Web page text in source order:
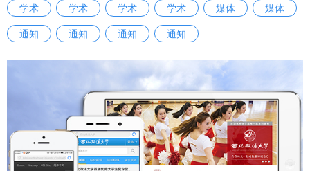
学术 学术 学术 学术 媒体
媒体
通知
通知 通知 通知